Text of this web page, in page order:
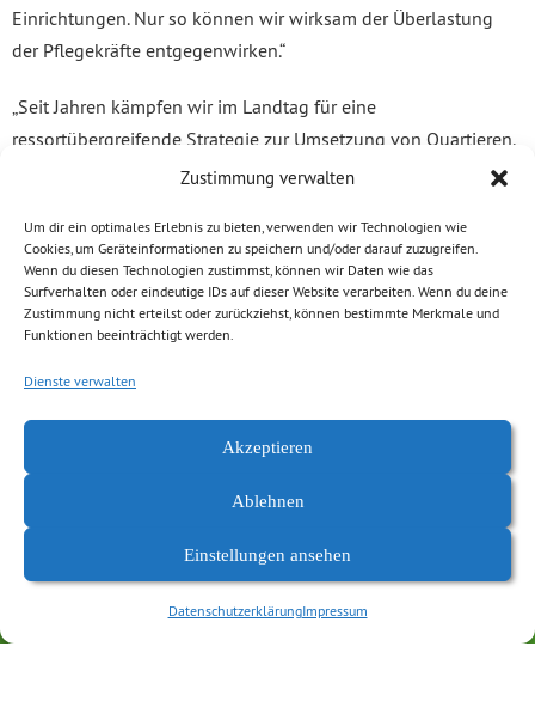
Zustimmung verwalten
Um dir ein optimales Erlebnis zu bieten, verwenden wir Technologien wie
Cookies, um Geräteinformationen zu speichern und/oder darauf zuzugreifen.
Wenn du diesen Technologien zustimmst, können wir Daten wie das
Surfverhalten oder eindeutige IDs auf dieser Website verarbeiten. Wenn du deine
Zustimmung nicht erteilst oder zurückziehst, können bestimmte Merkmale und
Funktionen beeinträchtigt werden.
Dienste verwalten
Akzeptieren
Ablehnen
Einstellungen ansehen
DatenschutzerklärungImpressum
Einrichtungen. Nur so können wir wirksam der Überlastung
der Pflegekräfte entgegenwirken.“
„Seit Jahren kämpfen wir im Landtag für eine
ressortübergreifende Strategie zur Umsetzung von Quartieren.
Beratungsangebote gegen die Vereinsamung älterer
nachhaltiger Stärkung der sozialen Infrastruktur vor Ort ist aus
unserer Sicht noch wesentlich effektiver. Selbst jetzt fehlt der
Ministerin der Mut, in innovative Konzepte zu investieren.
Stattdessen wird bereits Bekanntes wie Nachbarschaftshelfer,